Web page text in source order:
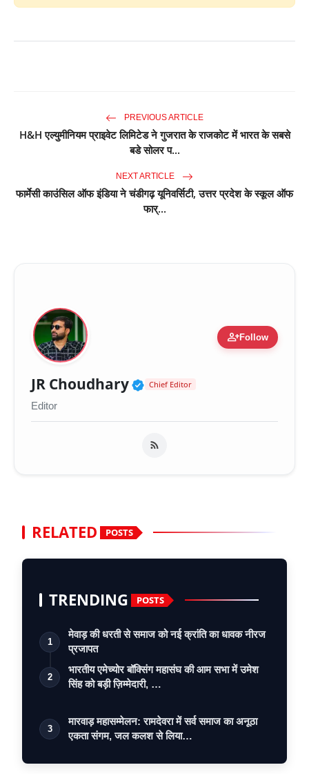
PREVIOUS ARTICLE
H&H एल्युमीनियम प्राइवेट लिमिटेड ने गुजरात के राजकोट में भारत के सबसे
बडे सोलर प...
NEXT ARTICLE
फार्मेसी काउंसिल ऑफ इंडिया ने चंडीगढ़ यूनिवर्सिटी, उत्तर प्रदेश के स्कूल ऑफ
फार्...
person_addFollow
JR Choudhary Verified Public Figure
Chief Editor
Editor
RELATED POSTS
TRENDING POSTS
1
मेवाड़ की धरती से समाज को नई क्रांति का धावक नीरज
प्रजापत
2
भारतीय एमेच्योर बॉक्सिंग महासंघ की आम सभा में उमेश
सिंह को बड़ी ज़िम्मेदारी, …
3
मारवाड़ महासम्मेलन: रामदेवरा में सर्व समाज का अनूठा
एकता संगम, जल कलश से लिया…